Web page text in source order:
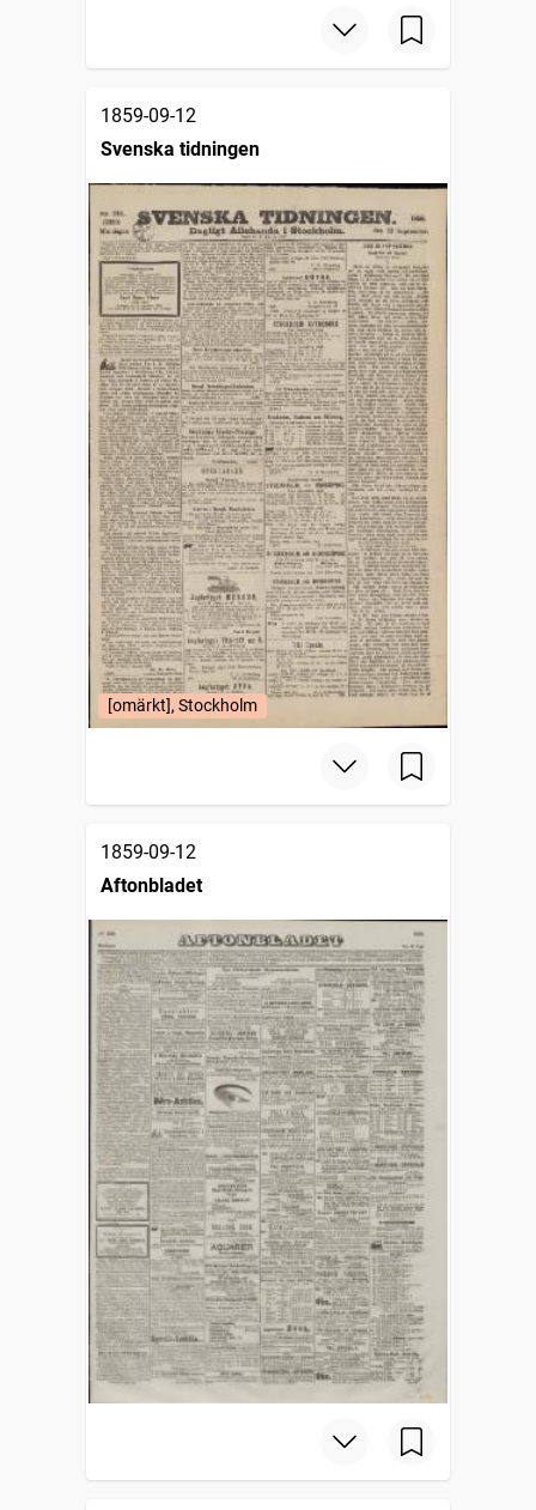
1859-09-12
Svenska tidningen
[omärkt], Stockholm
1859-09-12
Aftonbladet